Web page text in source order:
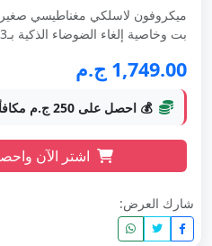
بت وخاصية إلغاء الضوضاء الذكية بـ3 مستويا...
1,749.00 ج.م
💰 احصل على 250 ج.م مكافأة
اشتر الآن
شارك العرض: